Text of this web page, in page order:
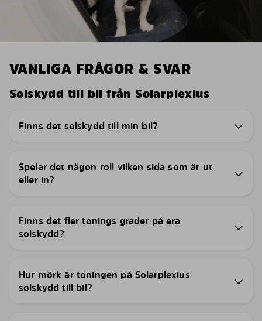
VANLIGA FRÅGOR & SVAR
Solskydd till bil från Solarplexius
Finns det solskydd till min bil?
Spelar det någon roll vilken sida som är ut
eller in?
Finns det fler tonings grader på era
solskydd?
Hur mörk är toningen på Solarplexius
solskydd till bil?